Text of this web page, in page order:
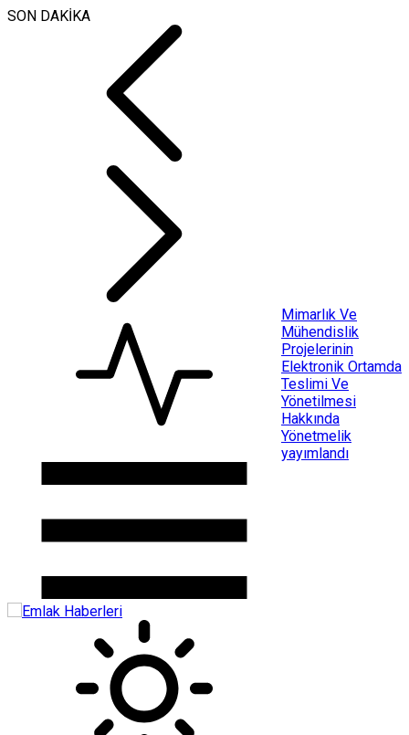
SON DAKİKA
Mimarlık Ve
Mühendislik
Projelerinin
Elektronik Ortamda
Teslimi Ve
Yönetilmesi
Hakkında
Yönetmelik
yayımlandı